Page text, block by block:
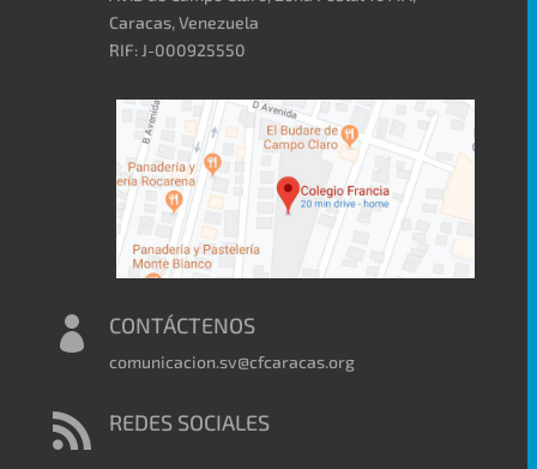
Caracas, Venezuela
RIF: J-000925550
 CONTÁCTENOS
comunicacion.sv@cfcaracas.org
 REDES SOCIALES